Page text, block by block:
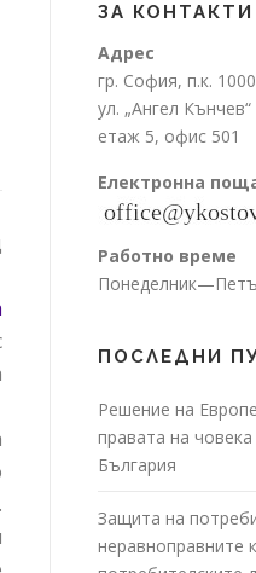
ЗА КОНТАКТИ
Адрес
гр. София, п.к.
ул. „Ангел
етаж 5, офис 501
Електронна
Работно време
ПОСЛЕДНИ
Решение на
правата на
България
Защита на
неравноправните